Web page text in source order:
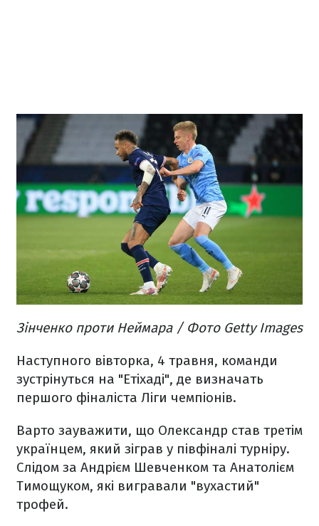
Зінченко проти Неймара / Фото Getty Images
Наступного вівторка, 4 травня, команди
зустрінуться на "Етіхаді", де визначать
першого фіналіста Ліги чемпіонів.
Варто зауважити, що Олександр став третім
українцем, який зіграв у півфіналі турніру.
Слідом за Андрієм Шевченком та Анатолієм
Тимощуком, які вигравали "вухастий"
трофей.